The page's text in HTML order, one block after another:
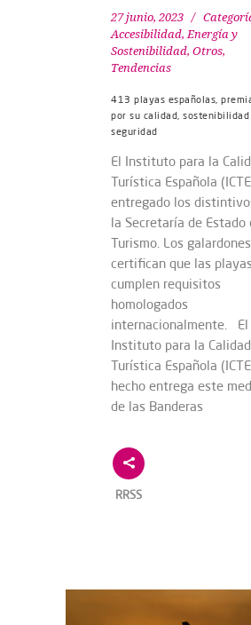
27 junio, 2023
Accesibilidad,Energía y
Sostenibilidad, Otros,
Tendencias
413 playas españolas,
por su calidad,
seguridad
El Instituto para la
Turística Española
entregado los
la Secretaría de Estado
Turismo. Los galardones
certifican que las playas
cumplen requisitos
homologados
internacionalmente. El
Instituto para la Calidad
Turística Española
hecho entrega este
de las Banderas
RRSS